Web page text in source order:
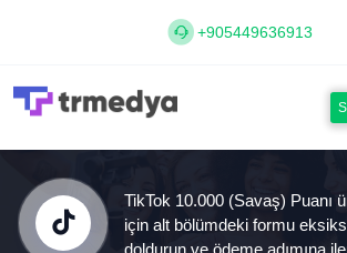
+905449636913
TikTok 10.000 (Savaş) Puanı
için alt bölümdeki formu
doldurun ve ödeme adımına